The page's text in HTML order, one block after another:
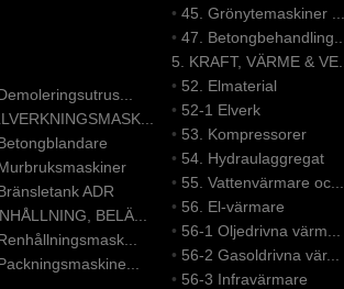
ADR
BELÄ...
• 45. Grönytemaskiner ...
• 47. Betongbehandling...
5. KRAFT, VÄRME & VE...
• 52. Elmaterial
• 52-1 Elverk
• 53. Kompressorer
• 54. Hydraulaggregat
• 55. Vattenvärmare oc...
• 56. El-värmare
• 56-1 Oljedrivna värm...
• 56-2 Gasoldrivna vär...
• 56-3 Infravärmare